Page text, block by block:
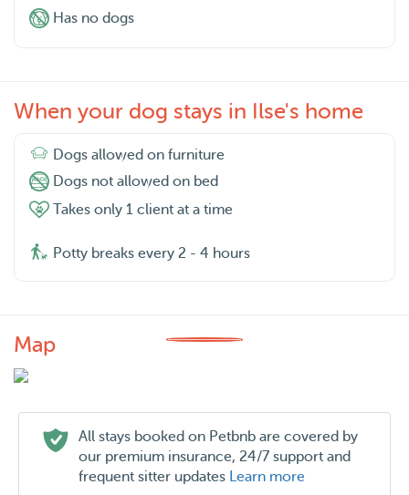
Has no dogs
When your dog stays in Ilse's home
Dogs allowed on furniture
Dogs not allowed on bed
Takes only 1 client at a time
Potty breaks every 2 - 4 hours
Map
All stays booked on Petbnb are covered by
our premium insurance, 24/7 support and
frequent sitter updates Learn more